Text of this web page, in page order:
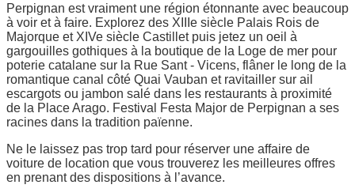
Perpignan est vraiment une région étonnante avec beaucoup
à voir et à faire. Explorez des XIIIe siècle Palais Rois de
Majorque et XIVe siècle Castillet puis jetez un oeil à
gargouilles gothiques à la boutique de la Loge de mer pour
poterie catalane sur la Rue Sant - Vicens, flâner le long de la
romantique canal côté Quai Vauban et ravitailler sur ail
escargots ou jambon salé dans les restaurants à proximité
de la Place Arago. Festival Festa Major de Perpignan a ses
racines dans la tradition païenne.
Ne le laissez pas trop tard pour réserver une affaire de
voiture de location que vous trouverez les meilleures offres
en prenant des dispositions à l’avance.